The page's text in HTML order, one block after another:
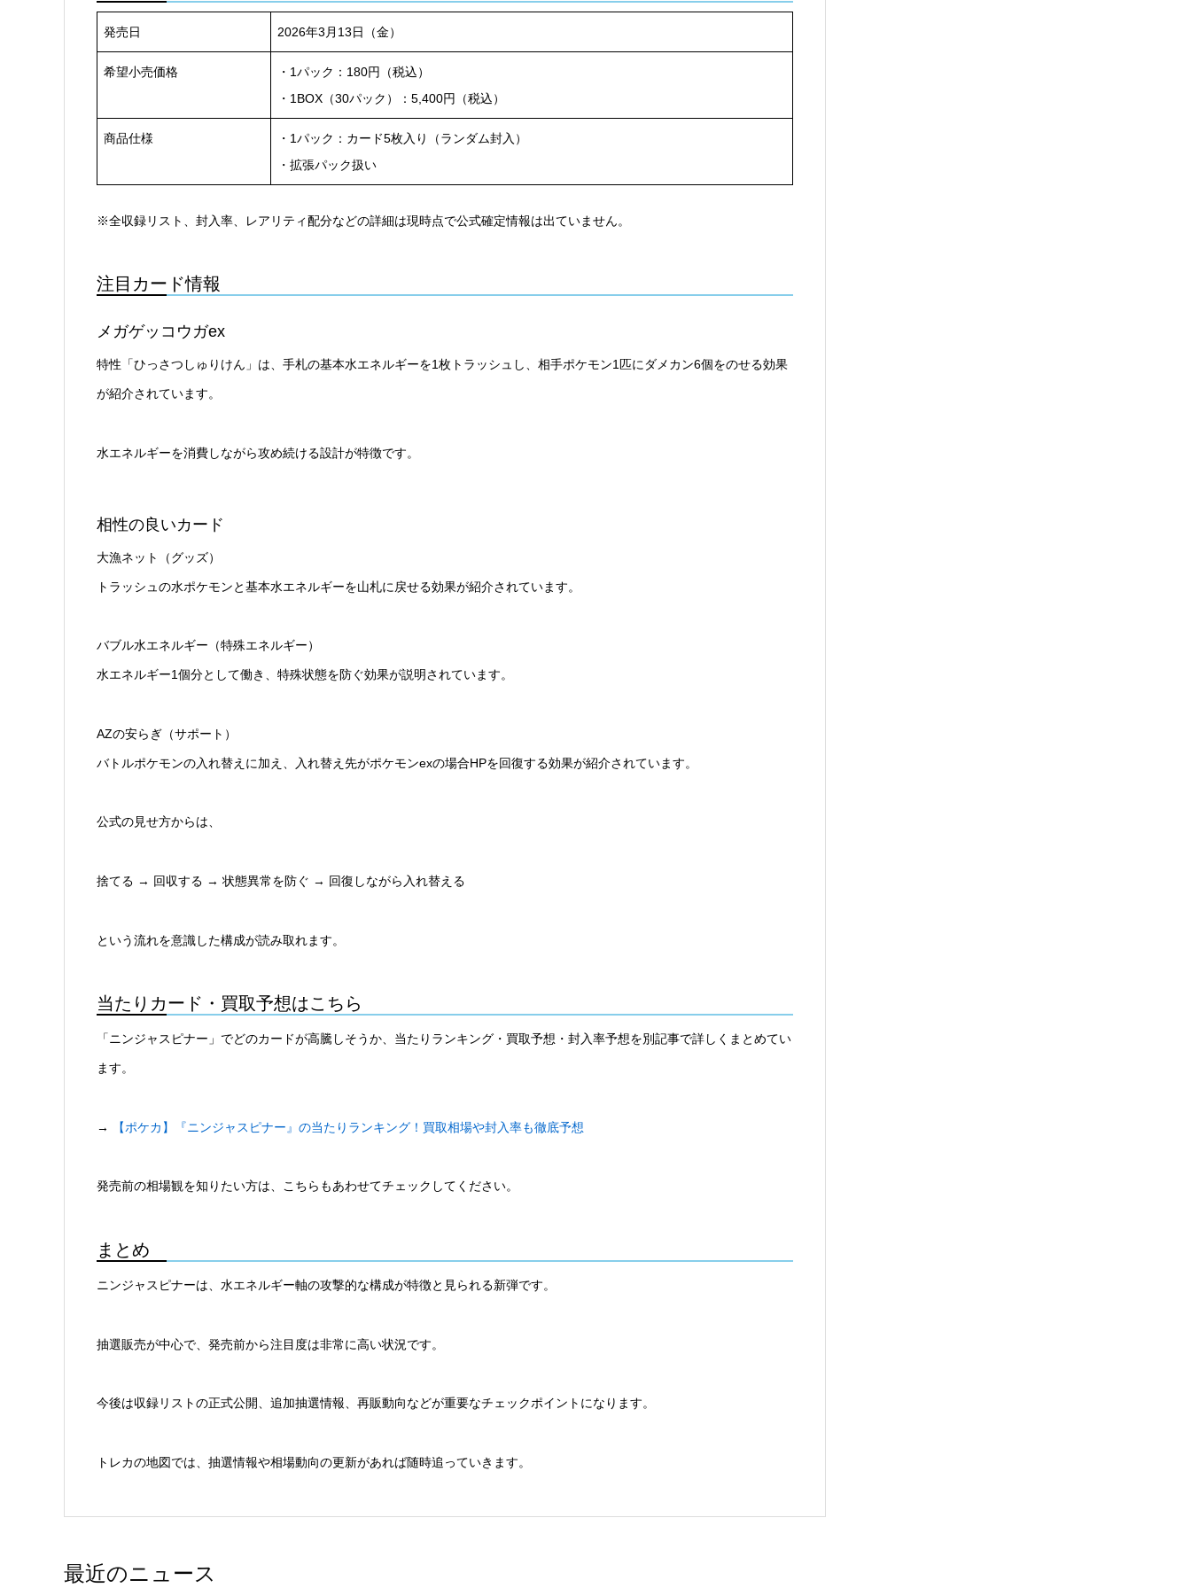
発売日 2026年3月13日（金）
希望小売価格
・1パック：180円（税込）
・1BOX（30パック）：5,400円（税込）
商品仕様
・1パック：カード5枚入り（ランダム封入）
・拡張パック扱い
※全収録リスト、封入率、レアリティ配分などの詳細は現時点で公式確定情報は出ていません。
注目カード情報
メガゲッコウガex
特性「ひっさつしゅりけん」は、手札の基本水エネルギーを1枚トラッシュし、相手ポケモン1匹にダメカン6個をのせる効果
が紹介されています。
水エネルギーを消費しながら攻め続ける設計が特徴です。
相性の良いカード
大漁ネット（グッズ）
トラッシュの水ポケモンと基本水エネルギーを山札に戻せる効果が紹介されています。
バブル水エネルギー（特殊エネルギー）
水エネルギー1個分として働き、特殊状態を防ぐ効果が説明されています。
AZの安らぎ（サポート）
バトルポケモンの入れ替えに加え、入れ替え先がポケモンexの場合HPを回復する効果が紹介されています。
公式の見せ方からは、
捨てる → 回収する → 状態異常を防ぐ → 回復しながら入れ替える
という流れを意識した構成が読み取れます。
当たりカード・買取予想はこちら
「ニンジャスピナー」でどのカードが高騰しそうか、当たりランキング・買取予想・封入率予想を別記事で詳しくまとめてい
ます。
→ 【ポケカ】『ニンジャスピナー』の当たりランキング！買取相場や封入率も徹底予想
発売前の相場観を知りたい方は、こちらもあわせてチェックしてください。
まとめ
ニンジャスピナーは、水エネルギー軸の攻撃的な構成が特徴と見られる新弾です。
抽選販売が中心で、発売前から注目度は非常に高い状況です。
今後は収録リストの正式公開、追加抽選情報、再販動向などが重要なチェックポイントになります。
トレカの地図では、抽選情報や相場動向の更新があれば随時追っていきます。
最近のニュース